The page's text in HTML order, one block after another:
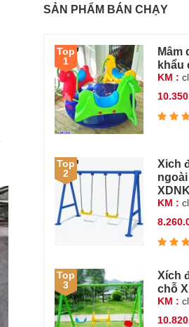
SẢN PHẨM BÁN CHẠY
Top
1
Mâm
khẩu
KM :
Top
2
Xich
KM :
Top
3
Xích
chỗ
KM :